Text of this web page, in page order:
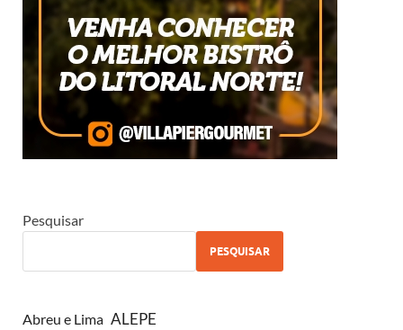
Pesquisar
PESQUISAR
Abreu e Lima ALEPE